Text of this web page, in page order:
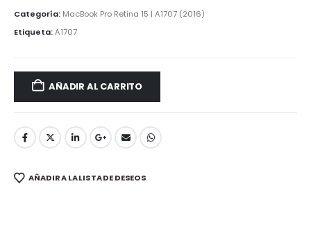
Categoría: MacBook Pro Retina 15 | A1707 (2016)
Etiqueta:A1707
AÑADIR AL CARRITO
AÑADIR A LA LISTA DE DESEOS